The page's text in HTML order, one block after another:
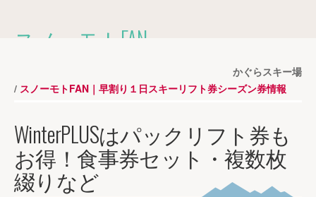
スノーモトFAN
早割１日券・シーズン券情報を掲載しています。
ホーム 早割りリフト券»
かぐらスキー場
スノーモトFAN｜早割り１日スキーリフト券シーズン券情報
WinterPLUSはパックリフト券も
お得！食事券セット・複数枚
綴りなど